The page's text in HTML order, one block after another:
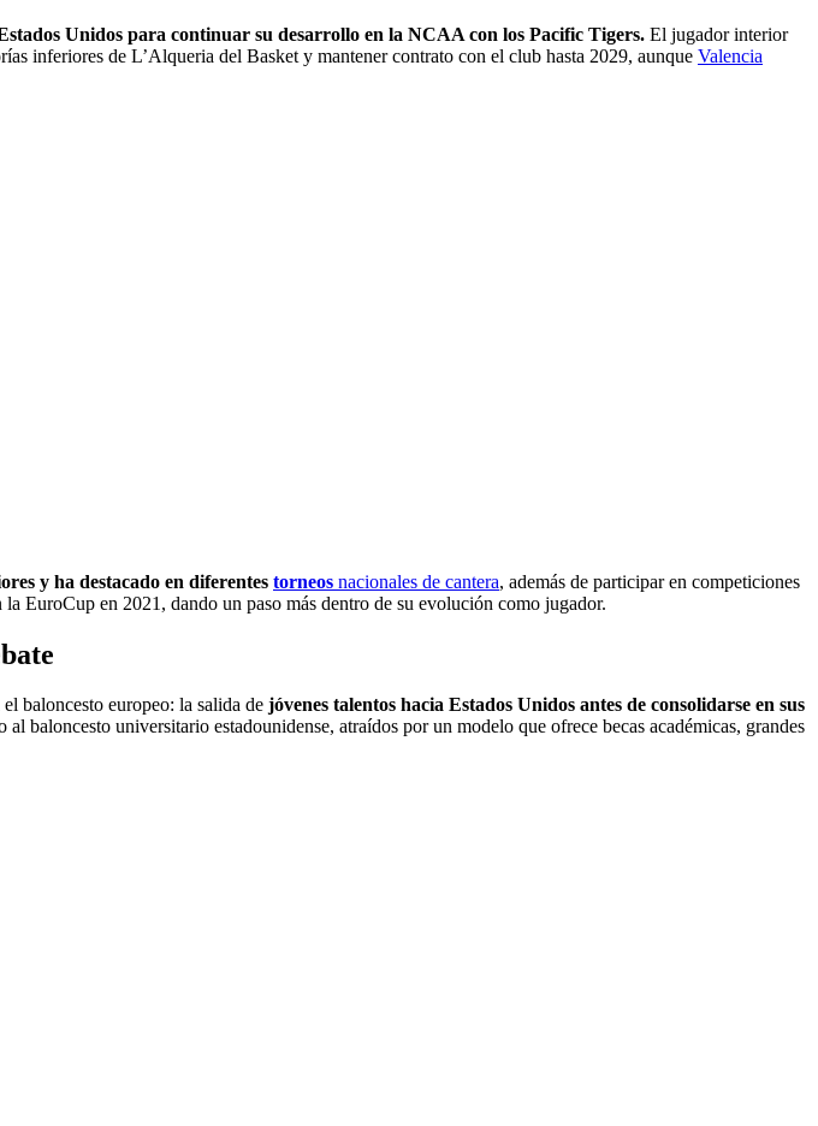
Unidos para continuar su desarrollo en la NCAA con los Pacific Tigers. El jugador interior
inferiores de L’Alqueria del Basket y mantener contrato con el club hasta 2029, aunque Valencia
y ha destacado en diferentes torneos nacionales de cantera, además de participar en competiciones
EuroCup en 2021, dando un paso más dentro de su evolución como jugador.
baloncesto europeo: la salida de jóvenes talentos hacia Estados Unidos antes de consolidarse en sus
baloncesto universitario estadounidense, atraídos por un modelo que ofrece becas académicas, grandes